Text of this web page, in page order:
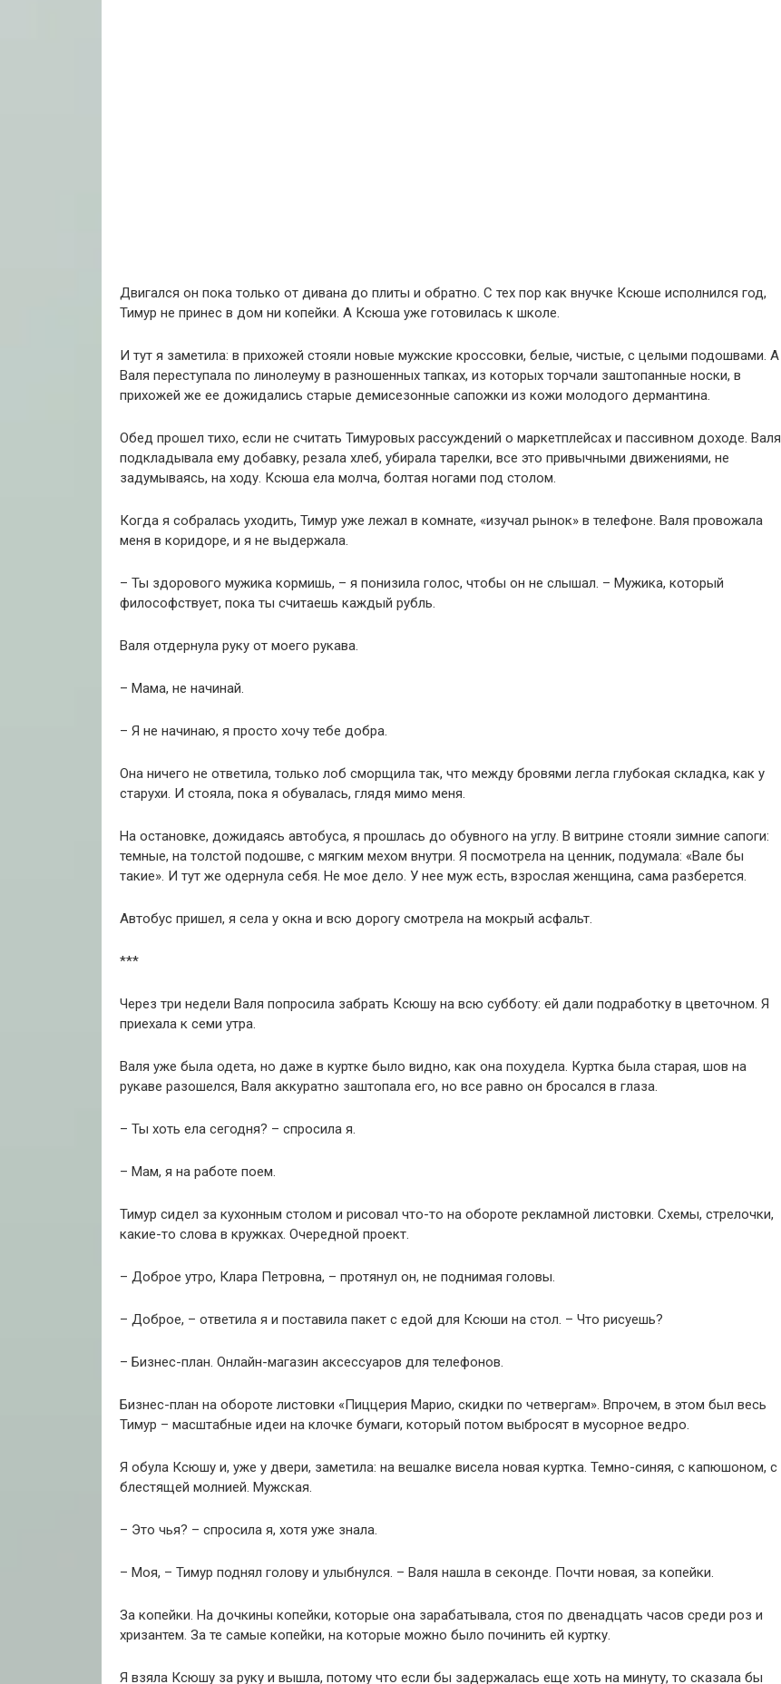
Двигался он пока только от дивана до плиты и обратно. С тех пор как внучке Ксюше исполнился год,
Тимур не принес в дом ни копейки. А Ксюша уже готовилась к школе.
И тут я заметила: в прихожей стояли новые мужские кроссовки, белые, чистые, с целыми подошвами. А
Валя переступала по линолеуму в разношенных тапках, из которых торчали заштопанные носки, в
прихожей же ее дожидались старые демисезонные сапожки из кожи молодого дермантина.
Обед прошел тихо, если не считать Тимуровых рассуждений о маркетплейсах и пассивном доходе. Валя
подкладывала ему добавку, резала хлеб, убирала тарелки, все это привычными движениями, не
задумываясь, на ходу. Ксюша ела молча, болтая ногами под столом.
Когда я собралась уходить, Тимур уже лежал в комнате, «изучал рынок» в телефоне. Валя провожала
меня в коридоре, и я не выдержала.
– Ты здорового мужика кормишь, – я понизила голос, чтобы он не слышал. – Мужика, который
философствует, пока ты считаешь каждый рубль.
Валя отдернула руку от моего рукава.
– Мама, не начинай.
– Я не начинаю, я просто хочу тебе добра.
Она ничего не ответила, только лоб сморщила так, что между бровями легла глубокая складка, как у
старухи. И стояла, пока я обувалась, глядя мимо меня.
На остановке, дожидаясь автобуса, я прошлась до обувного на углу. В витрине стояли зимние сапоги:
темные, на толстой подошве, с мягким мехом внутри. Я посмотрела на ценник, подумала: «Вале бы
такие». И тут же одернула себя. Не мое дело. У нее муж есть, взрослая женщина, сама разберется.
Автобус пришел, я села у окна и всю дорогу смотрела на мокрый асфальт.
***
Через три недели Валя попросила забрать Ксюшу на всю субботу: ей дали подработку в цветочном. Я
приехала к семи утра.
Валя уже была одета, но даже в куртке было видно, как она похудела. Куртка была старая, шов на
рукаве разошелся, Валя аккуратно заштопала его, но все равно он бросался в глаза.
– Ты хоть ела сегодня? – спросила я.
– Мам, я на работе поем.
Тимур сидел за кухонным столом и рисовал что-то на обороте рекламной листовки. Схемы, стрелочки,
какие-то слова в кружках. Очередной проект.
– Доброе утро, Клара Петровна, – протянул он, не поднимая головы.
– Доброе, – ответила я и поставила пакет с едой для Ксюши на стол. – Что рисуешь?
– Бизнес-план. Онлайн-магазин аксессуаров для телефонов.
Бизнес-план на обороте листовки «Пиццерия Марио, скидки по четвергам». Впрочем, в этом был весь
Тимур – масштабные идеи на клочке бумаги, который потом выбросят в мусорное ведро.
Я обула Ксюшу и, уже у двери, заметила: на вешалке висела новая куртка. Темно-синяя, с капюшоном, с
блестящей молнией. Мужская.
– Это чья? – спросила я, хотя уже знала.
– Моя, – Тимур поднял голову и улыбнулся. – Валя нашла в секонде. Почти новая, за копейки.
За копейки. На дочкины копейки, которые она зарабатывала, стоя по двенадцать часов среди роз и
хризантем. За те самые копейки, на которые можно было починить ей куртку.
Я взяла Ксюшу за руку и вышла, потому что если бы задержалась еще хоть на минуту, то сказала бы